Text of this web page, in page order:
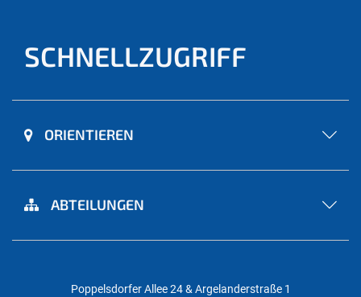
SCHNELLZUGRIFF
ORIENTIEREN
ABTEILUNGEN
Poppelsdorfer Allee 24 & Argelanderstraße 1